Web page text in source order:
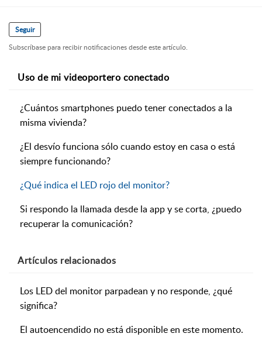
Seguir
Subscríbase para recibir notificaciones desde este artículo.
Uso de mi videoportero conectado
¿Cuántos smartphones puedo tener conectados a la
misma vivienda?
¿El desvío funciona sólo cuando estoy en casa o está
siempre funcionando?
¿Qué indica el LED rojo del monitor?
Si respondo la llamada desde la app y se corta, ¿puedo
recuperar la comunicación?
Artículos relacionados
Los LED del monitor parpadean y no responde, ¿qué
significa?
El autoencendido no está disponible en este momento.